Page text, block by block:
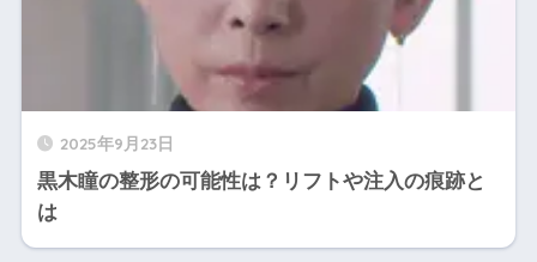
2025年9月23日
黒木瞳の整形の可能性は？リフトや注入の痕跡と
は